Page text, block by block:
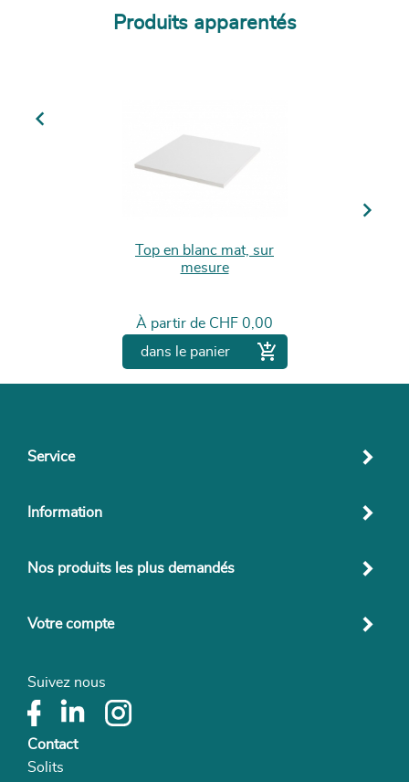
Produits apparentés
Previous
Top en blanc mat, sur
mesure
À partir de Prix
CHF 0,00
dans le panier

Next
Service
Information
Nos produits les plus demandés
Votre compte
Suivez nous
Contact
Solits